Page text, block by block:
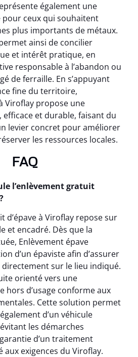
également une
ceux qui souhaitent
plus importants de métaux.
ainsi de concilier
et intérêt pratique, en
responsable à l’abandon ou
de ferraille. En s’appuyant
fine du territoire,
Viroflay propose une
et durable, faisant du
levier concret pour améliorer
les ressources locales.
FAQ
l’enlèvement gratuit
d’épave à Viroflay repose sur
et encadré. Dès que la
Enlèvement épave
d’un épaviste afin d’assurer
directement sur le lieu indiqué.
orienté vers une
hors d’usage conforme aux
Cette solution permet
d’un véhicule
les démarches
d’un traitement
aux exigences du Viroflay.